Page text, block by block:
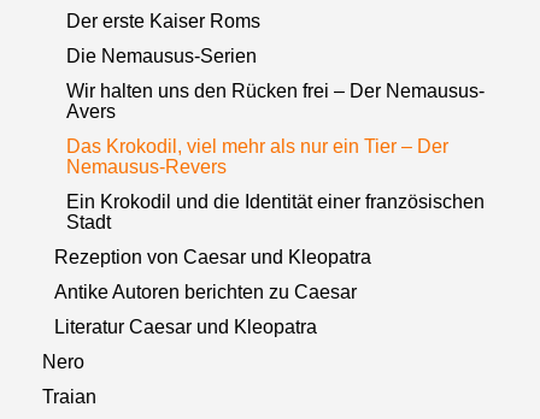
Der erste Kaiser Roms
Die Nemausus-Serien
Wir halten uns den Rücken frei – Der Nemausus-
Avers
Das Krokodil, viel mehr als nur ein Tier – Der
Nemausus-Revers
Ein Krokodil und die Identität einer französischen
Stadt
Rezeption von Caesar und Kleopatra
Antike Autoren berichten zu Caesar
Literatur Caesar und Kleopatra
Nero
Traian